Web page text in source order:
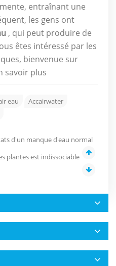
entraînant une
les gens ont
, qui peut produire de
êtes intéressé par les
bienvenue sur
savoir plus
eau
Accairwater
d'un manque d'eau normal
plantes est indissociable